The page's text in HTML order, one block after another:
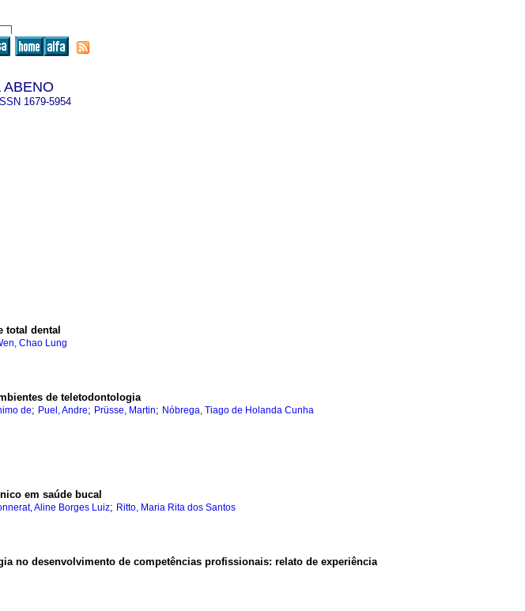
ABENO
1679-5954
total dental
Chao Lung
de teletodontologia
de; Puel, Andre; Prüsse, Martin; Nóbrega, Tiago de Holanda Cunha
em saúde bucal
Aline Borges Luiz; Ritto, Maria Rita dos Santos
no desenvolvimento de competências profissionais: relato de experiência